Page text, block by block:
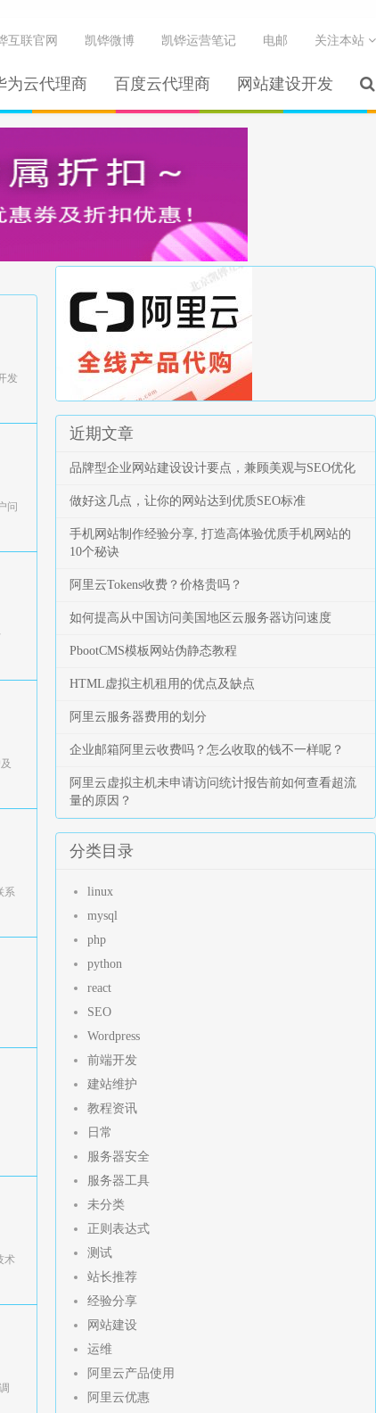
为云代理商 百度云代理商 网站建设开发
互联官网 凯铧微博 凯铧运营笔记 电邮 关注本站
发
问
系
术
近期文章
品牌型企业网站建设设计要点，兼顾美观与SEO优化
做好这几点，让你的网站达到优质SEO标准
手机网站制作经验分享, 打造高体验优质手机网站的
10个秘诀
阿里云Tokens收费？价格贵吗？
如何提高从中国访问美国地区云服务器访问速度
PbootCMS模板网站伪静态教程
HTML虚拟主机租用的优点及缺点
阿里云服务器费用的划分
企业邮箱阿里云收费吗？怎么收取的钱不一样呢？
阿里云虚拟主机未申请访问统计报告前如何查看超流
量的原因？
分类目录
linux
mysql
php
python
react
SEO
Wordpress
前端开发
建站维护
教程资讯
日常
服务器安全
服务器工具
未分类
正则表达式
测试
站长推荐
经验分享
网站建设
运维
阿里云产品使用
阿里云优惠